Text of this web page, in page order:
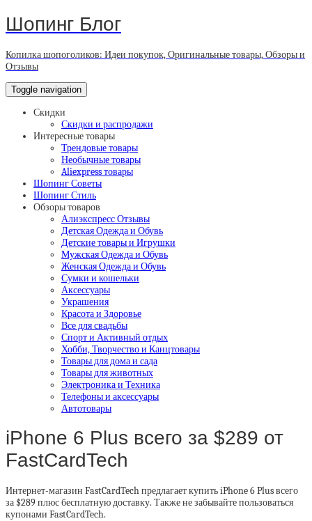
Шопинг Блог
Копилка шопоголиков: Идеи покупок, Оригинальные товары, Обзоры и
Отзывы
Toggle navigation
Скидки
Скидки и распродажи
Интересные товары
Трендовые товары
Необычные товары
Aliexpress товары
Шопинг Советы
Шопинг Стиль
Обзоры товаров
Алиэкспресс Отзывы
Детская Одежда и Обувь
Детские товары и Игрушки
Мужская Одежда и Обувь
Женская Одежда и Обувь
Сумки и кошельки
Аксессуары
Украшения
Красота и Здоровье
Все для свадьбы
Спорт и Активный отдых
Хобби, Творчество и Канцтовары
Товары для дома и сада
Товары для животных
Электроника и Техника
Телефоны и аксессуары
Автотовары
iPhone 6 Plus всего за $289 от
FastCardTech
Интернет-магазин FastCardTech предлагает купить iPhone 6 Plus всего
за $289 плюс бесплатную доставку. Также не забывайте пользоваться
купонами FastCardTech.